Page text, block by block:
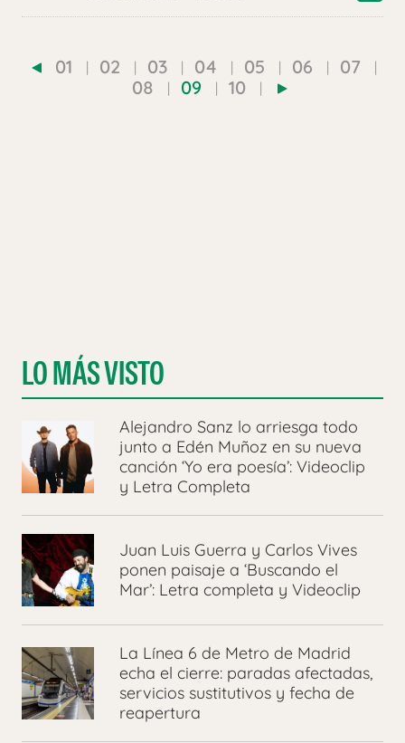
01 02 03 04 05 06
07
08
09 10
LO MÁS VISTO
Alejandro Sanz lo arriesga todo
junto a Edén Muñoz en su nueva
canción ‘Yo era poesía’: Videoclip
y Letra Completa
Juan Luis Guerra y Carlos Vives
ponen paisaje a ‘Buscando el
Mar’: Letra completa y Videoclip
La Línea 6 de Metro de Madrid
echa el cierre: paradas afectadas,
servicios sustitutivos y fecha de
reapertura